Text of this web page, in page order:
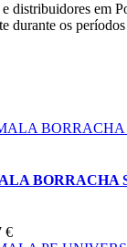
distribuidores em
durante os
BORRACHA
€